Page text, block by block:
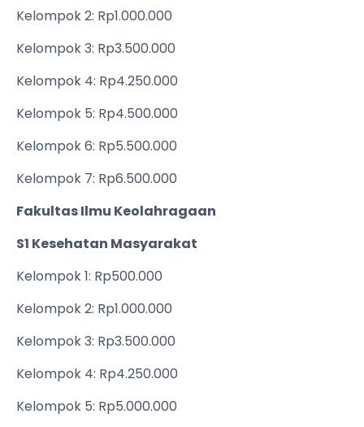
Kelompok 2: Rp1.000.000
Kelompok 3: Rp3.500.000
Kelompok 4: Rp4.250.000
Kelompok 5: Rp4.500.000
Kelompok 6: Rp5.500.000
Kelompok 7: Rp6.500.000
Fakultas Ilmu Keolahragaan
S1 Kesehatan Masyarakat
Kelompok 1: Rp500.000
Kelompok 2: Rp1.000.000
Kelompok 3: Rp3.500.000
Kelompok 4: Rp4.250.000
Kelompok 5: Rp5.000.000